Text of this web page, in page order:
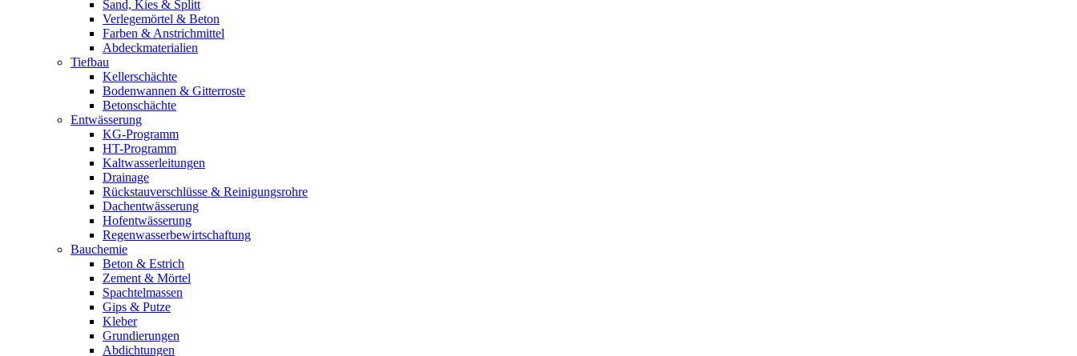
Sand, Kies & Splitt
Verlegemörtel & Beton
Farben & Anstrichmittel
Abdeckmaterialien
Tiefbau
Kellerschächte
Bodenwannen & Gitterroste
Betonschächte
Entwässerung
KG-Programm
HT-Programm
Kaltwasserleitungen
Drainage
Rückstauverschlüsse & Reinigungsrohre
Dachentwässerung
Hofentwässerung
Regenwasserbewirtschaftung
Bauchemie
Beton & Estrich
Zement & Mörtel
Spachtelmassen
Gips & Putze
Kleber
Grundierungen
Abdichtungen